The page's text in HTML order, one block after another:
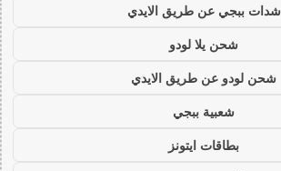
شدات ببجي عن طريق الايدي
شحن يلا لودو
شحن لودو عن طريق الايدي
شعبية ببجي
بطاقات ايتونز